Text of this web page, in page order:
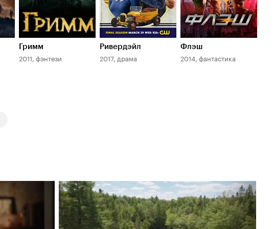
Гримм
2011, фэнтези
Ривердэйл
2017, драма
Флэш
2014, фантастика